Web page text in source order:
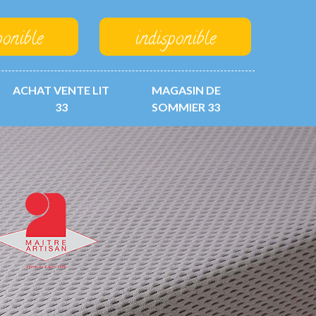
indisponible
ACHAT VENTE LIT
33
MAGASIN DE
SOMMIER 33